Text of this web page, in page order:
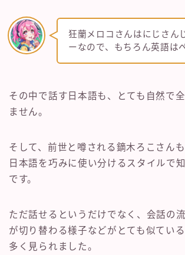
狂蘭メロコさんはにじさん
ーなので、もちろん英語は
その中で話す日本語も、とても自然で
ません。
そして、前世と噂される鏑木ろこさん
日本語を巧みに使い分けるスタイルで
です。
ただ話せるというだけでなく、会話の
が切り替わる様子などがとても似てい
多く見られました。